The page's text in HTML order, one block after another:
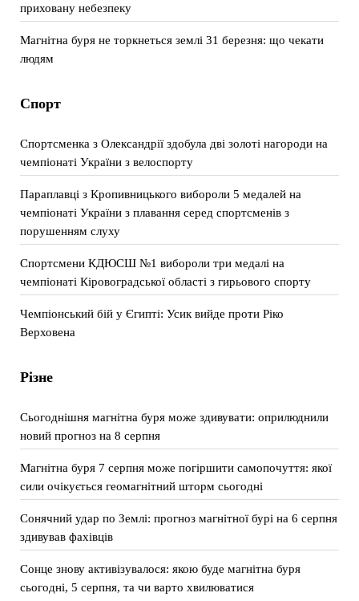
приховану небезпеку
Магнітна буря не торкнеться землі 31 березня: що чекати
людям
Спорт
Спортсменка з Олександрії здобула дві золоті нагороди на
чемпіонаті України з велоспорту
Параплавці з Кропивницького вибороли 5 медалей на
чемпіонаті України з плавання серед спортсменів з
порушенням слуху
Спортсмени КДЮСШ №1 вибороли три медалі на
чемпіонаті Кіровоградської області з гирьового спорту
Чемпіонський бій у Єгипті: Усик вийде проти Ріко
Верховена
Різне
Сьогоднішня магнітна буря може здивувати: оприлюднили
новий прогноз на 8 серпня
Магнітна буря 7 серпня може погіршити самопочуття: якої
сили очікується геомагнітний шторм сьогодні
Сонячний удар по Землі: прогноз магнітної бурі на 6 серпня
здивував фахівців
Сонце знову активізувалося: якою буде магнітна буря
сьогодні, 5 серпня, та чи варто хвилюватися